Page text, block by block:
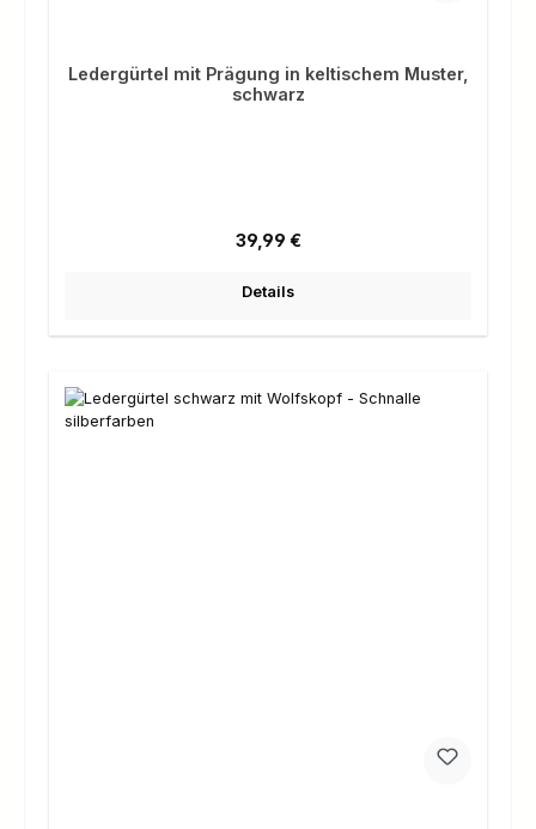
Ledergürtel mit Prägung in keltischem Muster,
schwarz
Regulärer Preis:
39,99 €
Details